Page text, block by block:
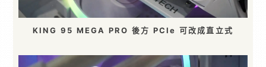
KING 95 MEGA PRO 後方 PCIe 可改成直立式